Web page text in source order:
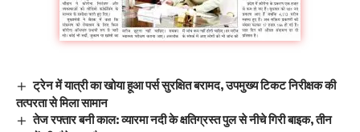
ट्रेन में यात्री का खोया हूआ पर्स सुरक्षित बरामद, उपमुख्य टिकट निरीक्षक की
तत्परता से मिला सामान
तेज रफ्तार बनी काल: व्यारमा नदी के क्षतिग्रस्त पुल से नीचे गिरी बाइक, तीन